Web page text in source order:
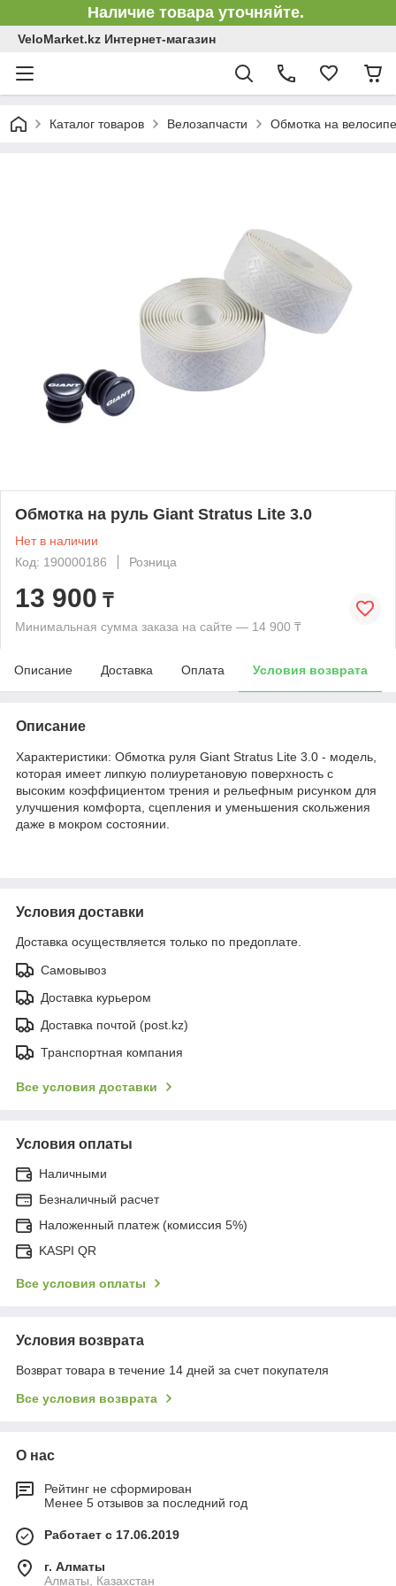
Наличие товара уточняйте.
VeloMarket.kz Интернет-магазин
Каталог товаров Велозапчасти Обмотка на
Обмотка на руль Giant Stratus Lite 3.0
Нет в наличии
Код: 190000186
Розница
13 900 ₸
Минимальная сумма заказа на сайте — 14 900 ₸
Описание Доставка Оплата Условия возврата
Описание
Характеристики: Обмотка руля Giant Stratus Lite 3.0 - модель,
которая имеет липкую полиуретановую поверхность с
высоким коэффициентом трения и рельефным рисунком для
улучшения комфорта, сцепления и уменьшения скольжения
даже в мокром состоянии.
Условия доставки
Доставка осуществляется только по предоплате.
Самовывоз
Доставка курьером
Доставка почтой (post.kz)
Транспортная компания
Все условия доставки
Условия оплаты
Наличными
Безналичный расчет
Наложенный платеж (комиссия 5%)
KASPI QR
Все условия оплаты
Условия возврата
Возврат товара в течение 14 дней за счет покупателя
Все условия возврата
О нас
Рейтинг не сформирован
Менее 5 отзывов за последний год
Работает с 17.06.2019
г. Алматы
Алматы, Казахстан